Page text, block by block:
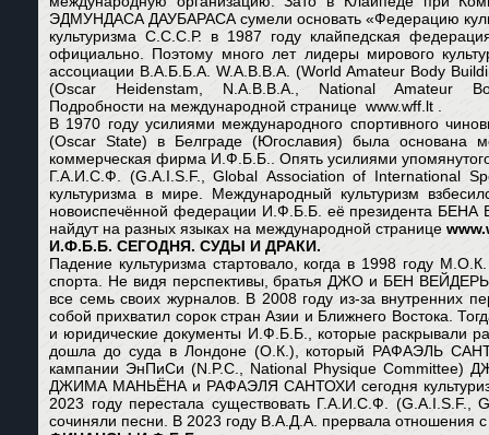
ЭДМУНДАСА ДАУБАРАСА сумели основать «Федерацию
культуризма С.С.С.Р. в 1987 году клайпедская
официально. Поэтому много лет лидеры мирового
ассоциации В.А.Б.Б.А. W.A.B.B.A. (World Amateur Body
(Oscar Heidenstam, N.A.B.B.A., National
Подробности на международной странице www.wff.lt .
В 1970 году усилиями международного спортивного
(Oscar State) в Белграде (Югославия) была основана
коммерческая фирма И.Ф.Б.Б.. Опять усилиями
Г.А.И.С.Ф. (G.A.I.S.F., Global Association of International
культуризма в мире. Международный культуризм
новоиспечённой федерации И.Ф.Б.Б. её президента БЕНА
найдут на разных языках на международной странице
И.Ф.Б.Б. СЕГОДНЯ. СУДЫ И ДРАКИ.
Падение культуризма стартовало, когда в 1998 году
спорта. Не видя перспективы, братья ДЖО и БЕН
все семь своих журналов. В 2008 году из-за
собой прихватил сорок стран Азии и Ближнего Востока.
и юридические документы И.Ф.Б.Б., которые
дошла до суда в Лондоне (О.К.), который РАФАЭЛЬ
кампании ЭнПиСи (N.P.C., National Physique
ДЖИМА МАНЬЁНА и РАФАЭЛЯ САНТОХИ сегодня культуризм
2023 году перестала существовать Г.А.И.С.Ф.
сочиняли песни. В 2023 году В.А.Д.А. прервала